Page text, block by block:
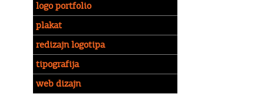
logo portfolio
plakat
redizajn logotipa
tipografija
web dizajn